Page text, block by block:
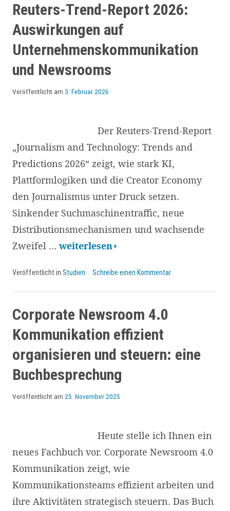
Reuters-Trend-Report 2026:
Auswirkungen auf
Unternehmenskommunikation
und Newsrooms
Veröffentlicht am 3. Februar 2026
Der Reuters-Trend-Report
„Journalism and Technology: Trends and
Predictions 2026“ zeigt, wie stark KI,
Plattformlogiken und die Creator Economy
den Journalismus unter Druck setzen.
Sinkender Suchmaschinentraffic, neue
Distributionsmechanismen und wachsende
Zweifel … Reuters-
Report
Auswirkungen
auf
Unternehmenskommunikation
und
Newsrooms
weiterlesen
Veröffentlicht in Studien Schreibe einen Kommentar
Corporate Newsroom 4.0
Kommunikation effizient
organisieren und steuern: eine
Buchbesprechung
Veröffentlicht am 25. November 2025
Heute stelle ich Ihnen ein
neues Fachbuch vor. Corporate Newsroom 4.0
Kommunikation zeigt, wie
Kommunikationsteams effizient arbeiten und
ihre Aktivitäten strategisch steuern. Das Buch